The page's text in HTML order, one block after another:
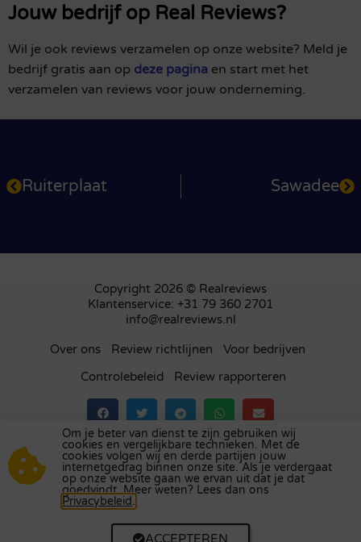
Jouw bedrijf op Real Reviews?
Wil je ook reviews verzamelen op onze website? Meld je
bedrijf gratis aan op deze pagina en start met het
verzamelen van reviews voor jouw onderneming.
Ruiterplaat Sawadee
Copyright 2026 © Realreviews
Klantenservice: +31 79 360 2701
info@realreviews.nl
Over ons Review richtlijnen
Voor bedrijven
Controlebeleid
Review rapporteren
Bezoek ons review platform inhet Verenigd
Koninkrijk,Frankrijk,Duitsland ,België,Spanje,
Italië
,Portugal,Polen,Denemarken ,Finland
Zweden.
Om je beter van dienst te zijn gebruiken wij
cookies en vergelijkbare technieken. Met de
cookies volgen wij en derde partijen jouw
internetgedrag binnen onze site. Als je verdergaat
op onze website gaan we ervan uit dat je dat
goedvindt. Meer weten? Lees dan ons
Privacybeleid.
ACCEPTEREN